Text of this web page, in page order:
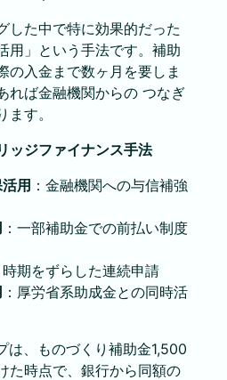
した中で特に効果的だった
用」という手法です。補助
の入金まで数ヶ月を要しま
れば金融機関からの つなぎ
す。
ッジファイナンス手法
用 ：金融機関への与信補強
：一部補助金での前払い制度
期をずらした連続申請
：厚労省系助成金との同時活
は、ものづくり補助金1,500
た時点で、銀行から同額の